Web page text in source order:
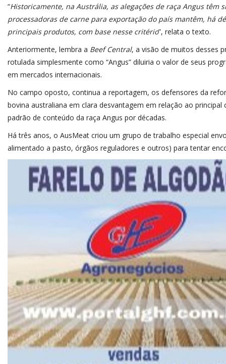
“Historicamente, na Austrália, as alegações de raça Angus
processadoras de carne para exportação do país mantêm, há
principais produtos, com base nesse critério”, relata o texto.
Anteriormente, lembra a Beef Central, a visão de muitos desses
rotulada simplesmente como “Angus” diluiria o valor de seus
em mercados internacionais.
No campo oposto, continua a reportagem, os defensores da
bovina australiana em clara desvantagem em relação ao
padrão de conteúdo da raça Angus por décadas.
Há três anos, o AusMeat criou um grupo de trabalho especial
alimentado a pasto, órgãos reguladores e outros) para tentar